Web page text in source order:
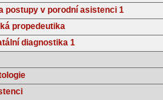
postupy v porodní asistenci 1
propedeutika
diagnostika 1